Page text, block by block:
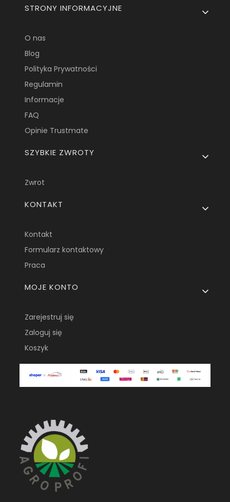
Linki w stopce
STRONY INFORMACYJNE
O nas
Blog
Polityka Prywatności
Regulamin
Informacje
FAQ
Opinie Trustmate
SZYBKIE ZWROTY
Zwrot
KONTAKT
Kontakt
Formularz kontaktowy
Praca
MOJE KONTO
Zarejestruj się
Zaloguj się
Koszyk